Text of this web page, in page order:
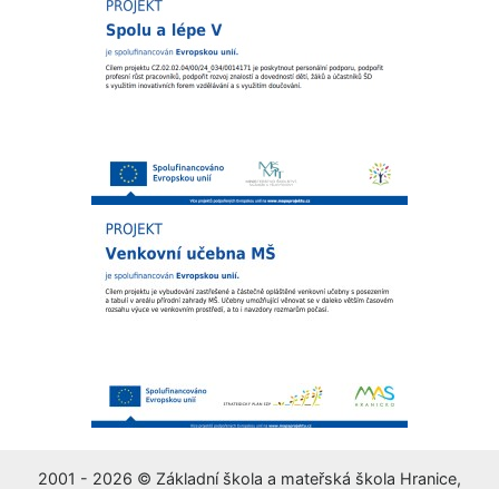
2001 - 2026 © Základní škola a mateřská škola Hranice,